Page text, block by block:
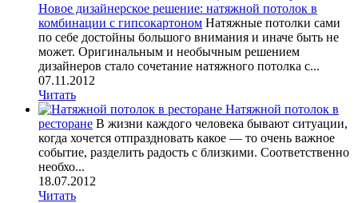
Новое дизайнерское решение: натяжной потолок в
комбинации с гипсокартоном Натяжные потолки сами
по себе достойны большого внимания и иначе быть не
может. Оригинальным и необычным решением
дизайнеров стало сочетание натяжного потолка с...
07.11.2012
Читать
Натяжной потолок в
ресторане В жизни каждого человека бывают ситуации,
когда хочется отпраздновать какое — то очень важное
событие, разделить радость с близкими. Соответственно
необхо...
18.07.2012
Читать